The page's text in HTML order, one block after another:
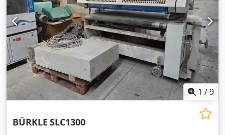
1 /9
BÜRKLE SLC1300